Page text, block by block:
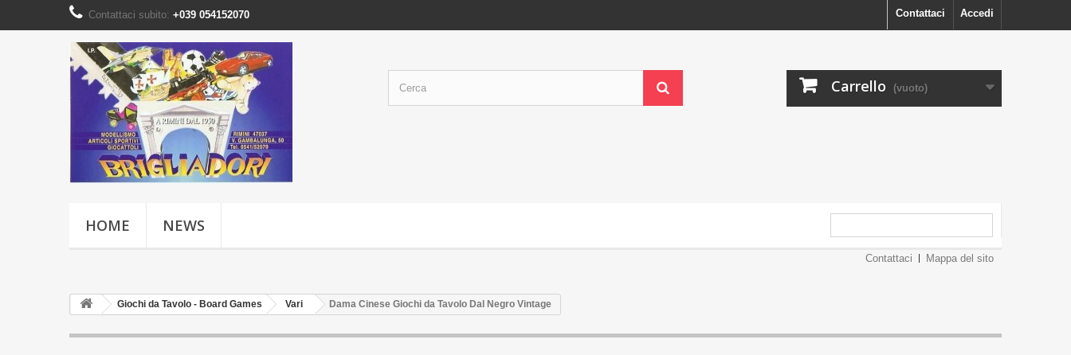
Accedi
Contattaci
Contattaci subito: +039 054152070
Carrello (vuoto)
HOME NEWS
Contattaci Mappa del sito
Giochi da Tavolo - Board Games Vari Dama Cinese Giochi da Tavolo Dal Negro Vintage